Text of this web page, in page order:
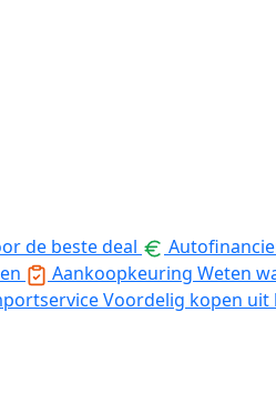
de beste deal
Aankoopkeuring Weten
Voordelig kopen uit